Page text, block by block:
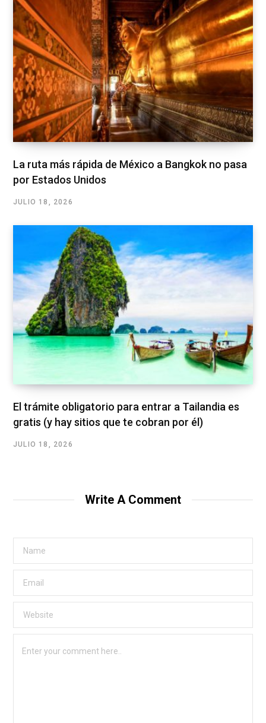
La ruta más rápida de México a Bangkok no pasa
por Estados Unidos
JULIO 18, 2026
El trámite obligatorio para entrar a Tailandia es
gratis (y hay sitios que te cobran por él)
JULIO 18, 2026
Write A Comment